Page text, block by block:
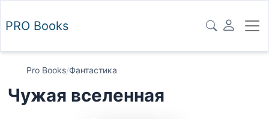
PRO Books
Pro Books/Фантастика
Чужая вселенная